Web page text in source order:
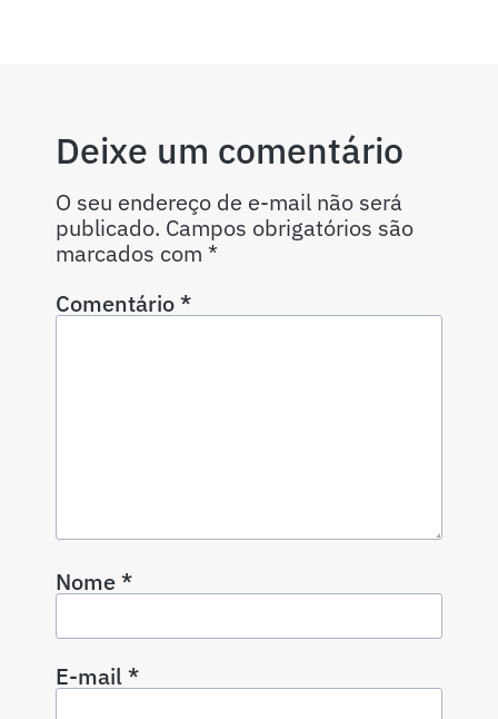
Deixe um comentário
O seu endereço de e-mail não será
publicado. Campos obrigatórios são
marcados com *
Comentário*
Nome*
E-mail*